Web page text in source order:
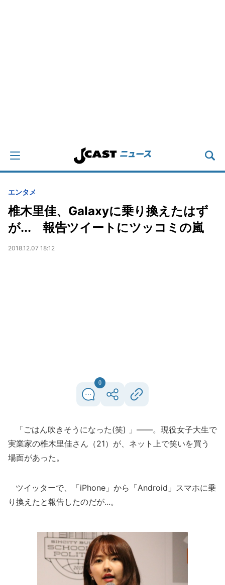
エンタメ
椎木里佳、Galaxyに乗り換えたはず
が... 報告ツイートにツッコミの嵐
2018.12.07 18:12
0
「ごはん吹きそうになった(笑) 」――。現役女子大生で
実業家の椎木里佳さん（21）が、ネット上で笑いを買う
場面があった。
ツイッターで、「iPhone」から「Android」スマホに乗
り換えたと報告したのだが...。